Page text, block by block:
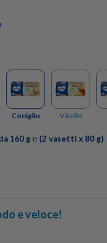
Coniglio Vitello
160 g ℮ (2 vasetti x 80 g)
e veloce!